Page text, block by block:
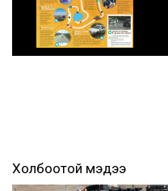
Холбоотой мэдээ